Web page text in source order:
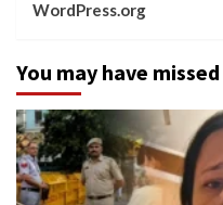
WordPress.org
You may have missed